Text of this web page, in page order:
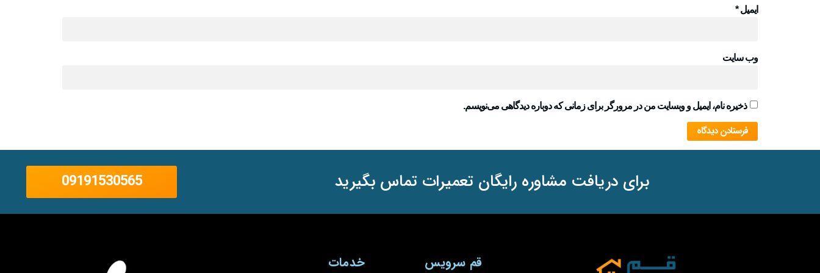
ایمیل*
وب‌ سایت
ذخیره نام، ایمیل و وبسایت من در مرورگر برای زمانی که دوباره دیدگاهی می‌نویسم.
برای دریافت مشاوره رایگان تعمیرات تماس بگیرید 09191530565
قم سرویس خدمات